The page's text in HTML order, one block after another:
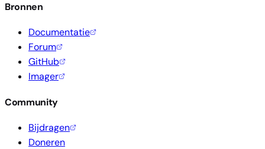
Bronnen
Documentatie
Forum
GitHub
Imager
Community
Bijdragen
Doneren